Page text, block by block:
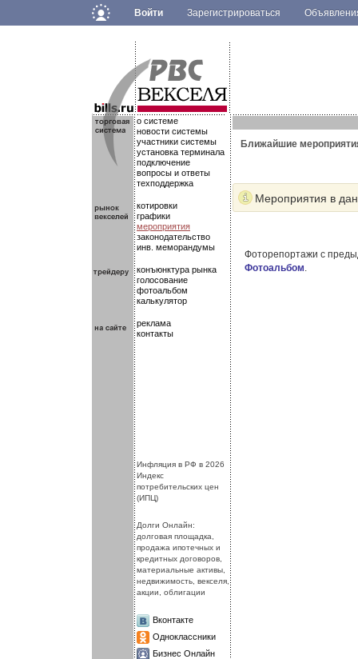
Войти Зарегистрироваться
.
.о системе
новости системы
участники системы
установка терминала
подключение
вопросы и ответы
техподдержка
котировки
графики
мероприятия
законодательство
инв. меморандумы
конъюнктура рынка
голосование
фотоальбом
калькулятор
реклама
контакты
.
Ближайшие
Мероприятия в
Фоторепортажи с
Фотоальбом.
.Инфляция в РФ в 2026
Индекс
потребительских цен
(ИПЦ)
Долги Онлайн:
долговая площадка,
продажа ипотечных и
кредитных договоров,
материальные активы,
недвижимость, векселя,
акции, облигации
Вконтакте
Одноклассники
Бизнес Онлайн
.